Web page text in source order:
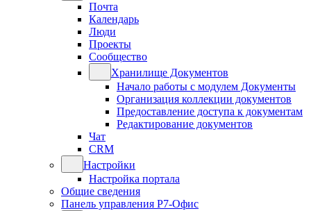
Почта
Календарь
Люди
Проекты
Сообщество
Хранилище Документов
Начало работы с модулем Документы
Организация коллекции документов
Предоставление доступа к документам
Редактирование документов
Чат
CRM
Настройки
Настройка портала
Общие сведения
Панель управления Р7-Офис